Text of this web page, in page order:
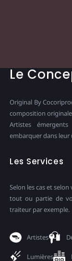
Le
Original By
composition
Artistes
embarquer dans
Les Services
Selon les cas et
tout ou partie de
traiteur par exemple.
Artistes
Lumières